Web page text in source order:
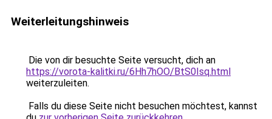
Weiterleitungshinweis
Die von dir besuchte Seite versucht, dich an
https://vorota-kalitki.ru/6Hh7hOO/BtS0Isq.html
weiterzuleiten.
Falls du diese Seite nicht besuchen möchtest, kannst